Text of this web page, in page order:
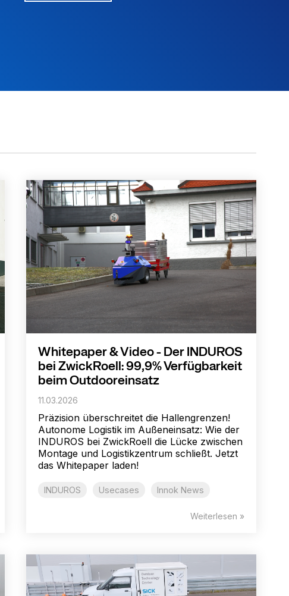
Whitepaper & Video - Der INDUROS
bei ZwickRoell: 99,9% Verfügbarkeit
beim Outdooreinsatz
11.03.2026
Präzision überschreitet die Hallengrenzen!
Autonome Logistik im Außeneinsatz: Wie der
INDUROS bei ZwickRoell die Lücke zwischen
Montage und Logistikzentrum schließt. Jetzt
das Whitepaper laden!
INDUROS Usecases Innok News
Weiterlesen »